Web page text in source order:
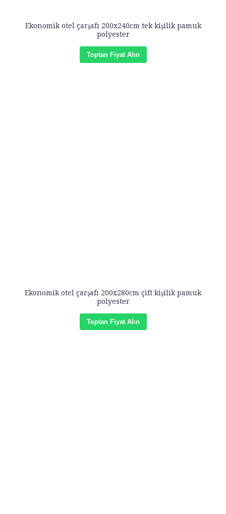
Ekonomik otel çarşafı 200x240cm tek kişilik pamuk
polyester
Toptan Fiyat Alın
Ekonomik otel çarşafı 200x280cm çift kişilik pamuk
polyester
Toptan Fiyat Alın